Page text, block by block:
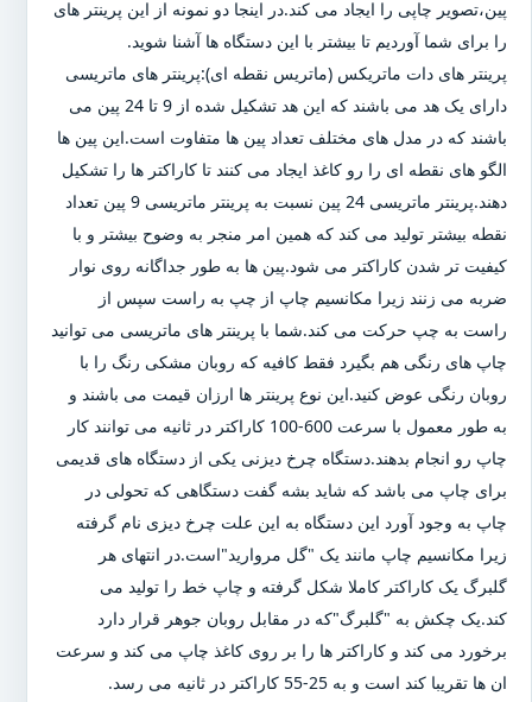
پین،تصویر چاپی را ایجاد می کند.در اینجا دو نمونه از این پرینتر های
را برای شما آوردیم تا بیشتر با این دستگاه ها آشنا شوید.
پرینتر های دات ماتریکس (ماتریس نقطه ای):پرینتر های ماتریسی
دارای یک هد می باشند که این هد تشکیل شده از 9 تا 24 پین می
باشند که در مدل های مختلف تعداد پین ها متفاوت است.این پین ها
الگو های نقطه ای را رو کاغذ ایجاد می کنند تا کاراکتر ها را تشکیل
دهند.پرینتر ماتریسی 24 پین نسبت به پرینتر ماتریسی 9 پین تعداد
نقطه بیشتر تولید می کند که همین امر منجر به وضوح بیشتر و با
کیفیت تر شدن کاراکتر می شود.پین ها به طور جداگانه روی نوار
ضربه می زنند زیرا مکانسیم چاپ از چپ به راست سپس از
راست به چپ حرکت می کند.شما با پرینتر های ماتریسی می توانید
چاپ های رنگی هم بگیرد فقط کافیه که روبان مشکی رنگ را با
روبان رنگی عوض کنید.این نوع پرینتر ها ارزان قیمت می باشند و
به طور معمول با سرعت 600-100 کاراکتر در ثانیه می توانند کار
چاپ رو انجام بدهند.دستگاه چرخ دیزنی یکی از دستگاه های قدیمی
برای چاپ می باشد که شاید بشه گفت دستگاهی که تحولی در
چاپ به وجود آورد این دستگاه به این علت چرخ دیزی نام گرفته
زیرا مکانسیم چاپ مانند یک "گل مروارید"است.در انتهای هر
گلبرگ یک کاراکتر کاملا شکل گرفته و چاپ خط را تولید می
کند.یک چکش به "گلبرگ"که در مقابل روبان جوهر قرار دارد
برخورد می کند و کاراکتر ها را بر روی کاغذ چاپ می کند و سرعت
ان ها تقریبا کند است و به 25-55 کاراکتر در ثانیه می رسد.